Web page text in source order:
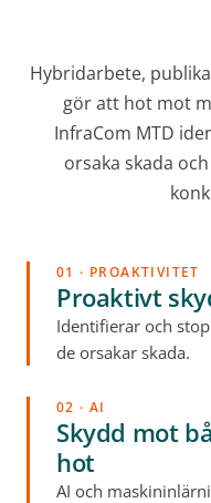
Hybridarbete,
gör att hot mot
InfraCom MTD
orsaka skada
01 · PROAKTIVITET
Proaktivt
Identifierar och
de orsakar skada.
02 · AI
Skydd mot
hot
AI och